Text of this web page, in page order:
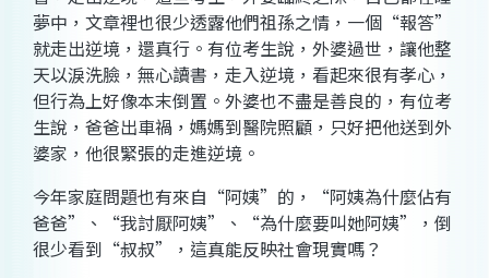
夢中，文章裡也很少透露他們祖孫之情，一個“報答”
就走出逆境，還真行。有位考生說，外婆過世，讓他整
天以淚洗臉，無心讀書，走入逆境，看起來很有孝心，
但行為上好像本末倒置。外婆也不盡是善良的，有位考
生說，爸爸出車禍，媽媽到醫院照顧，只好把他送到外
婆家，他很緊張的走進逆境。
今年家庭問題也有來自“阿姨”的，“阿姨為什麼佔有
爸爸”、“我討厭阿姨”、“為什麼要叫她阿姨”，倒
很少看到“叔叔”，這真能反映社會現實嗎？